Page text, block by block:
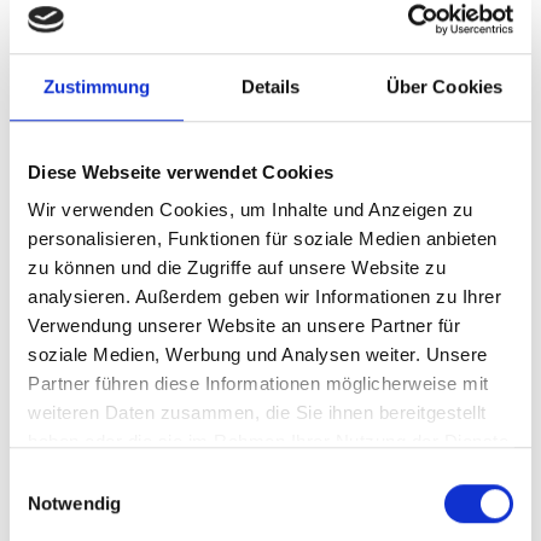
Zustimmung Details Über Cookies
Diese Webseite verwendet Cookies
Wir verwenden Cookies, um Inhalte und Anzeigen zu
personalisieren, Funktionen für soziale Medien anbieten
zu können und die Zugriffe auf unsere Website zu
analysieren. Außerdem geben wir Informationen zu Ihrer
Verwendung unserer Website an unsere Partner für
soziale Medien, Werbung und Analysen weiter. Unsere
Partner führen diese Informationen möglicherweise mit
weiteren Daten zusammen, die Sie ihnen bereitgestellt
Notwendig
Publikationen zum Projekt
10/ 2022 | Bericht
Manual técnico de producción de
semillas de árboles nativos para la
restauraión de paisajes forestales